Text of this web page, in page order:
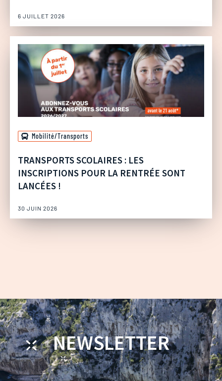
6 JUILLET 2026
Mobilité/Transports
TRANSPORTS SCOLAIRES : LES
INSCRIPTIONS POUR LA RENTRÉE SONT
LANCÉES !
30 JUIN 2026
NEWSLETTER